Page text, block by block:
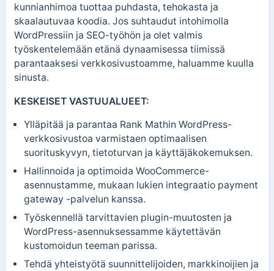
kunnianhimoa tuottaa puhdasta, tehokasta ja
skaalautuvaa koodia. Jos suhtaudut intohimolla
WordPressiin ja SEO-työhön ja olet valmis
työskentelemään etänä dynaamisessa tiimissä
parantaaksesi verkkosivustoamme, haluamme kuulla
sinusta.
KESKEISET VASTUUALUEET:
Ylläpitää ja parantaa Rank Mathin WordPress-
verkkosivustoa varmistaen optimaalisen
suorituskyvyn, tietoturvan ja käyttäjäkokemuksen.
Hallinnoida ja optimoida WooCommerce-
asennustamme, mukaan lukien integraatio payment
gateway -palvelun kanssa.
Työskennellä tarvittavien plugin-muutosten ja
WordPress-asennuksessamme käytettävän
kustomoidun teeman parissa.
Tehdä yhteistyötä suunnittelijoiden, markkinoijien ja